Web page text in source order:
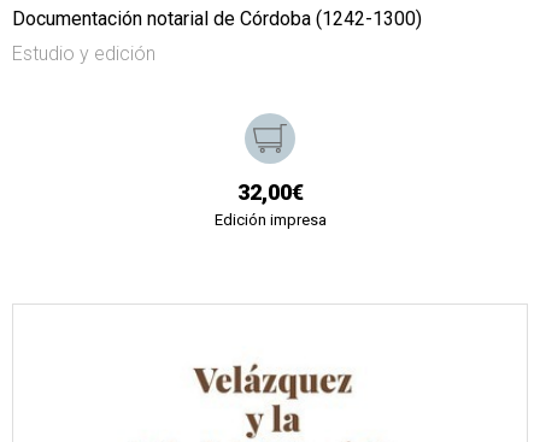
Documentación notarial de Córdoba (1242-1300)
Estudio y edición
32,00€
Edición impresa